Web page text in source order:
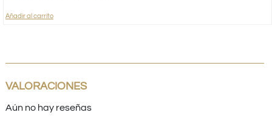
Añadir al carrito
VALORACIONES
Aún no hay reseñas